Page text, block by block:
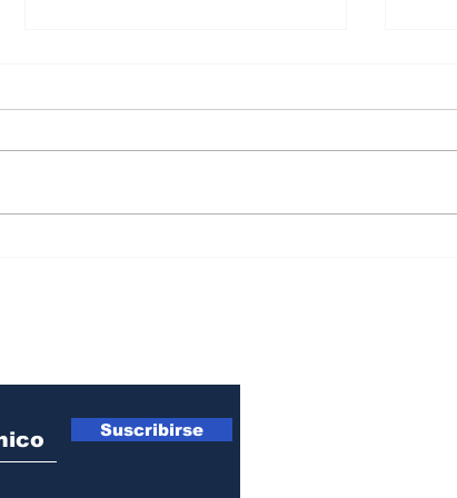
Suscribirse